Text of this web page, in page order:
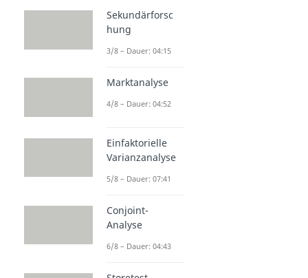
Sekundärforsc
hung
3/8 – Dauer: 04:15
Marktanalyse
4/8 – Dauer: 04:52
Einfaktorielle
Varianzanalyse
5/8 – Dauer: 07:41
Conjoint-
Analyse
6/8 – Dauer: 04:43